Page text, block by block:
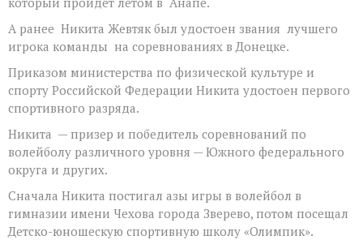
А ранее Никита Жевтяк был удостоен звания лучшего
игрока команды на соревнованиях в Донецке.
Приказом министерства по физической культуре и
спорту Российской Федерации Никита удостоен первого
спортивного разряда.
Никита — призер и победитель соревнований по
волейболу различного уровня — Южного федерального
округа и других.
Сначала Никита постигал азы игры в волейбол в
гимназии имени Чехова города Зверево, потом посещал
Детско-юношескую спортивную школу «Олимпик».